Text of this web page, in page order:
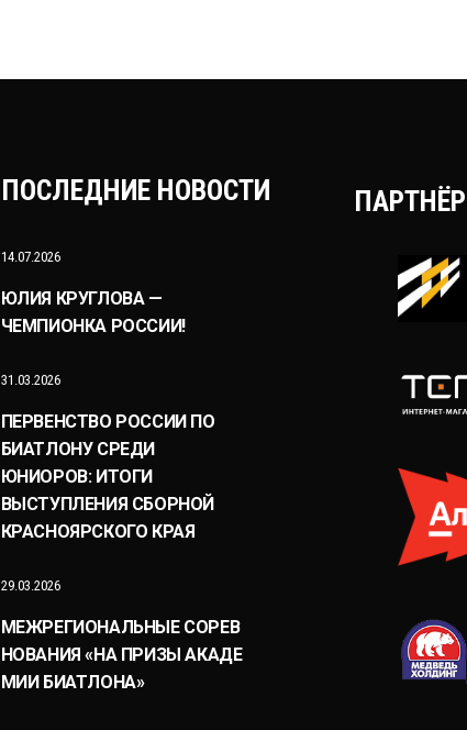
ПОСЛЕДНИЕ НОВОСТИ
14.07.2026
ЮЛИЯ КРУГЛОВА —
ЧЕМПИОНКА РОССИИ!
31.03.2026
ПЕРВЕНСТВО РОССИИ ПО
БИАТЛОНУ СРЕДИ
ЮНИОРОВ: ИТОГИ
ВЫСТУПЛЕНИЯ СБОРНОЙ
КРАСНОЯРСКОГО КРАЯ
29.03.2026
МЕЖРЕГИОНАЛЬНЫЕ СОРЕВ
НОВАНИЯ «НА ПРИЗЫ АКАДЕ
МИИ БИАТЛОНА»